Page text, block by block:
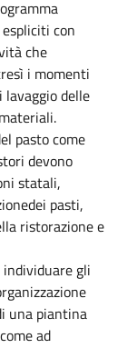
con
che
i momenti
delle
pasto come
devono
statali,
pasti,
ristorazione e
gli
una piantina
ad